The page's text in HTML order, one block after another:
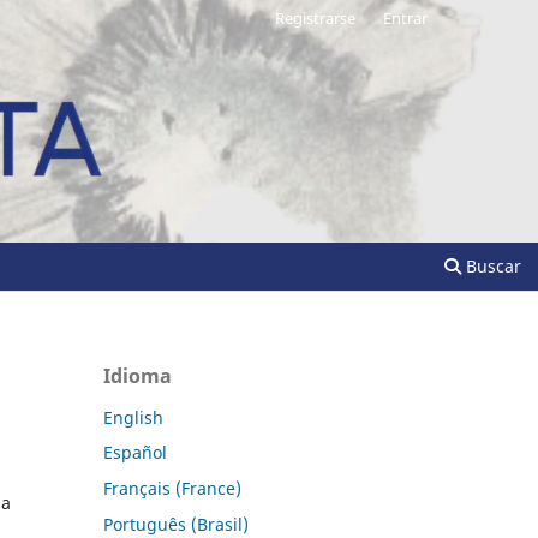
Buscar
Registrarse Entrar
Idioma
English
Español
Français (France)
Português (Brasil)